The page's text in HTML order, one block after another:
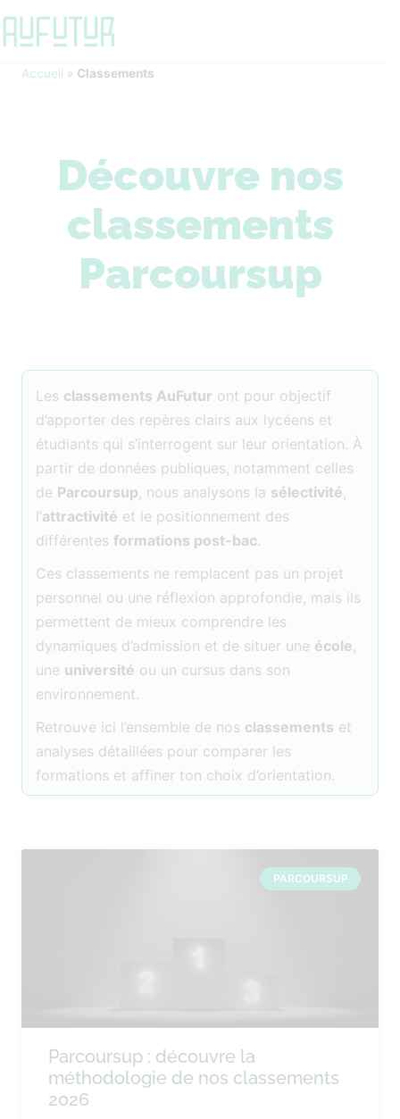
Accueil » Classements
Découvre nos
classements
Parcoursup
Les classements AuFutur ont pour objectif
d’apporter des repères clairs aux lycéens et
étudiants qui s’interrogent sur leur orientation. À
partir de données publiques, notamment celles
de Parcoursup, nous analysons la sélectivité,
l’attractivité et le positionnement des
différentes formations post-bac.
Ces classements ne remplacent pas un projet
personnel ou une réflexion approfondie, mais ils
permettent de mieux comprendre les
dynamiques d’admission et de situer une école,
une université ou un cursus dans son
environnement.
Retrouve ici l’ensemble de nos classements et
analyses détaillées pour comparer les
formations et affiner ton choix d’orientation.
PARCOURSUP
Parcoursup : découvre la
méthodologie de nos classements
2026